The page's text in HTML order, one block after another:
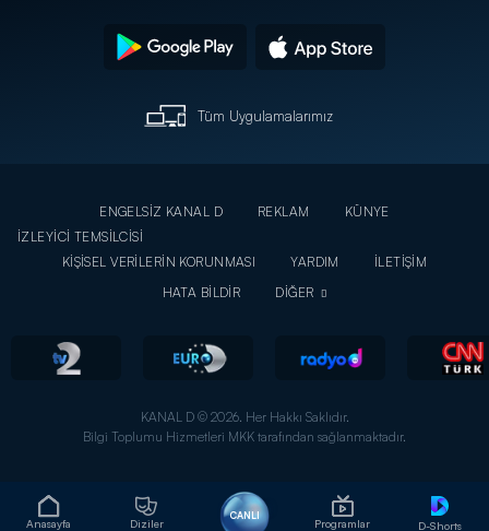
Anasayfa Diziler
CANLI
Programlar D-Shorts
Tüm Uygulamalarımız
ENGELSİZ KANAL D REKLAM
KÜNYE
İZLEYİCİ TEMSİLCİSİ
KİŞİSEL VERİLERİN KORUNMASI
YARDIM
İLETİŞİM
HATA BİLDİR
DİĞER
KANAL D © 2026. Her Hakkı Saklıdır.
Bilgi Toplumu Hizmetleri MKK tarafından sağlanmaktadır.